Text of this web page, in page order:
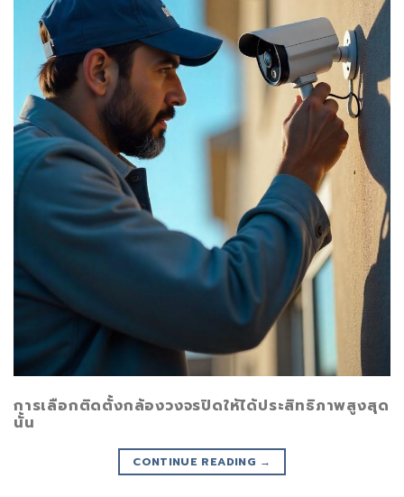
การเลือกติดตั้งกล้องวงจรปิดให้ได้ประสิทธิภาพสูงสุด
นั้น
CONTINUE READING →